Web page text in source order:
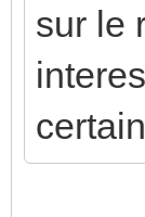
sur le